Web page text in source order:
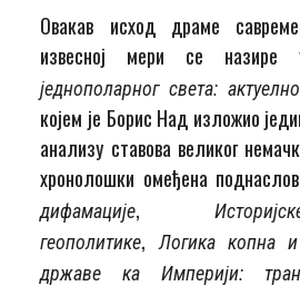
Овакав исход драме
извесној мери се
једнополарног света:
којем је Борис Над изложио
анализу ставова великог
хронолошки омеђена
дифамације,
геополитике, Логика копна
државе ка Империји: